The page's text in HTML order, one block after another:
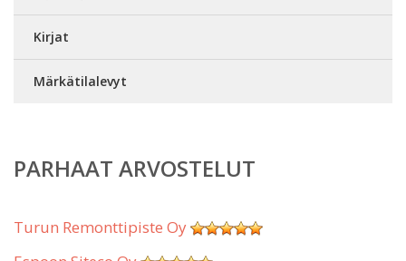
Kirjat
Märkätilalevyt
PARHAAT ARVOSTELUT
Turun Remonttipiste Oy